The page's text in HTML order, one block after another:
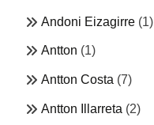
Andoni Eizagirre (1)
Antton (1)
Antton Costa (7)
Antton Illarreta (2)